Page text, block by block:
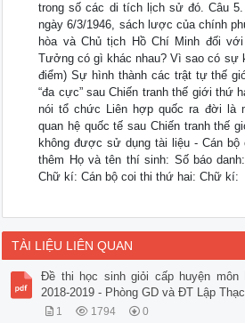
trong số các di tích lịch sử đó. Câu
ngày 6/3/1946, sách lược của chính
hòa và Chủ tịch Hồ Chí Minh đối
Tưởng có gì khác nhau? Vì sao có sự
điểm) Sự hình thành các trật tự thế
“đa cực” sau Chiến tranh thế giới thứ
nói tổ chức Liên hợp quốc ra đời là
quan hệ quốc tế sau Chiến tranh thế
không được sử dụng tài liệu - Cán
thêm Họ và tên thí sinh: Số báo
Chữ kí: Cán bộ coi thi thứ hai: Chữ kí:
TÀI LIỆU LIÊN QUAN
Đề thi học sinh giỏi cấp huyện
2018-2019 - Phòng GD và ĐT Lập
1 1794 0